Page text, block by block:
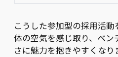
こうした参加型の採用活
体の空気を感じ取り、ベ
さに魅力を抱きやすくなり